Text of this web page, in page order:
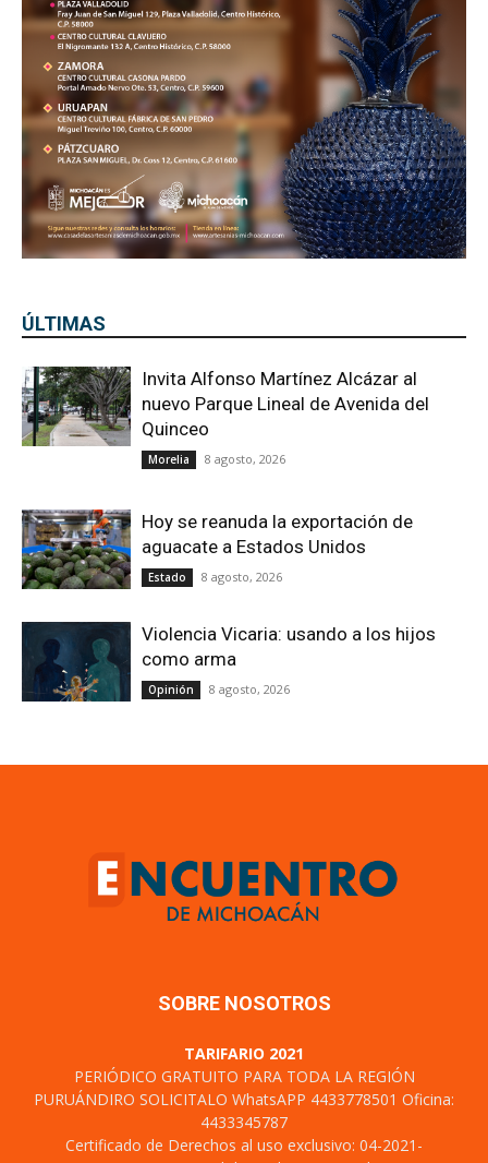
ÚLTIMAS
Invita Alfonso Martínez Alcázar al
nuevo Parque Lineal de Avenida del
Quinceo
Morelia 8 agosto, 2026
Hoy se reanuda la exportación de
aguacate a Estados Unidos
Estado 8 agosto, 2026
Violencia Vicaria: usando a los hijos
como arma
Opinión 8 agosto, 2026
SOBRE NOSOTROS
TARIFARIO 2021
PERIÓDICO GRATUITO PARA TODA LA REGIÓN
PURUÁNDIRO SOLICITALO WhatsAPP 4433778501 Oficina:
4433345787
Certificado de Derechos al uso exclusivo: 04-2021-